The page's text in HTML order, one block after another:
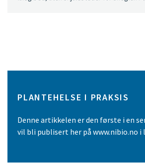
PLANTEHELSE I PRAKSIS
Denne artikkelen er den første i en
vil bli publisert her på www.nibio.no i